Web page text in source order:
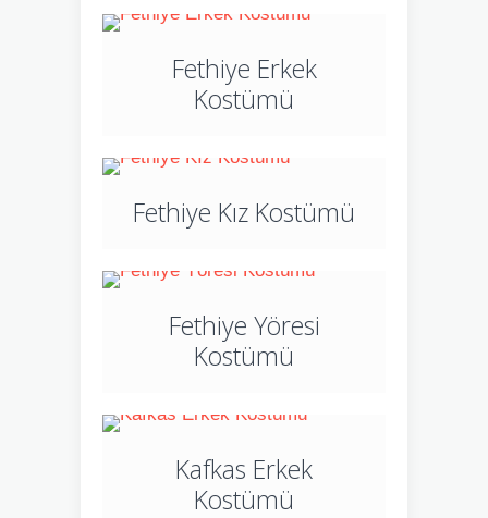
Fethiye Erkek
Kostümü
Fethiye Kız Kostümü
Fethiye Yöresi
Kostümü
Kafkas Erkek
Kostümü